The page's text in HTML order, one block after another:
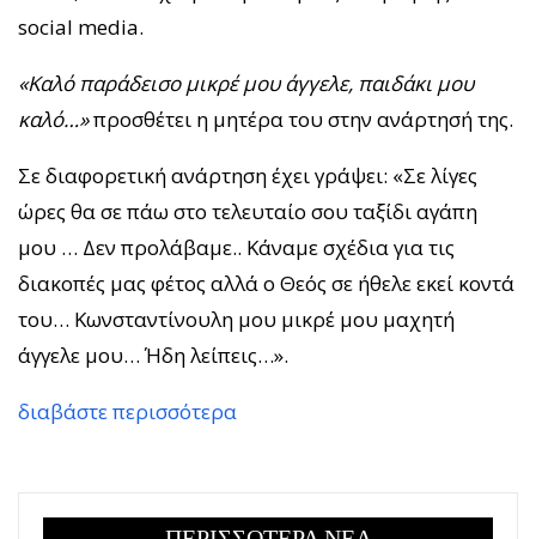
social media.
«Καλό παράδεισο μικρέ μου άγγελε, παιδάκι μου
καλό…»προσθέτει η μητέρα του στην ανάρτησή της.
Σε διαφορετική ανάρτηση έχει γράψει: «Σε λίγες
ώρες θα σε πάω στο τελευταίο σου ταξίδι αγάπη
μου … Δεν προλάβαμε.. Κάναμε σχέδια για τις
διακοπές μας φέτος αλλά ο Θεός σε ήθελε εκεί κοντά
του… Κωνσταντίνουλη μου μικρέ μου μαχητή
άγγελε μου… Ήδη λείπεις…».
διαβάστε περισσότερα